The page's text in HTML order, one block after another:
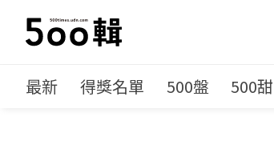
最新 得獎名單 500盤 500甜